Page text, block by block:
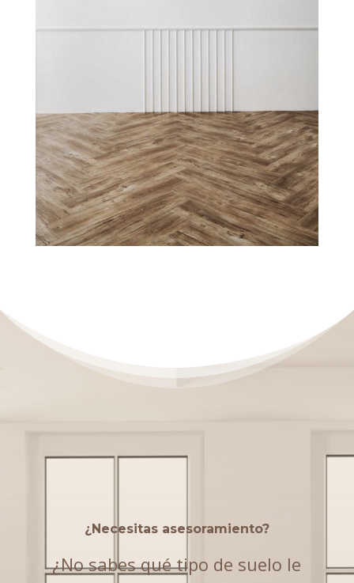
¿Necesitas asesoramiento?
¿No sabes qué tipo de suelo le